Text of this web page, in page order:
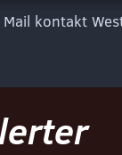
Mail kontakt